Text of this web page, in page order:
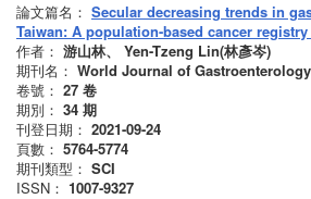
論文篇名： Secular decreasing trends in
Taiwan: A population-based cancer
作者： 游山林、 Yen-Tzeng Lin(林彥岑)
期刊名： World Journal of Gastroenterology
卷號： 27 卷
期別： 34 期
刊登日期： 2021-09-24
頁數： 5764-5774
期刊類型： SCI
ISSN： 1007-9327